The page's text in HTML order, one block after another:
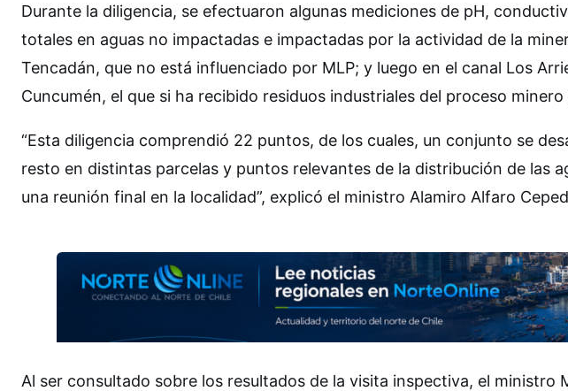
Durante la diligencia, se efectuaron algunas mediciones de pH,
totales en aguas no impactadas e impactadas por la actividad de la
Tencadán, que no está influenciado por MLP; y luego en el canal Los
Cuncumén, el que si ha recibido residuos industriales del proceso
“Esta diligencia comprendió 22 puntos, de los cuales, un conjunto se
resto en distintas parcelas y puntos relevantes de la distribución de las
una reunión final en la localidad”, explicó el ministro Alamiro Alfaro
Al ser consultado sobre los resultados de la visita inspectiva, el ministro